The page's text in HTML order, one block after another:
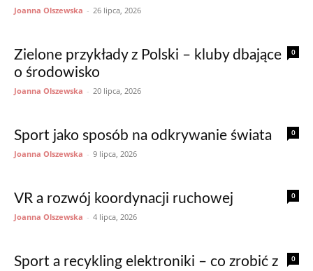
Joanna Olszewska - 26 lipca, 2026
0
Zielone przykłady z Polski – kluby dbające
o środowisko
Joanna Olszewska - 20 lipca, 2026
0
Sport jako sposób na odkrywanie świata
Joanna Olszewska - 9 lipca, 2026
0
VR a rozwój koordynacji ruchowej
Joanna Olszewska - 4 lipca, 2026
0
Sport a recykling elektroniki – co zrobić z